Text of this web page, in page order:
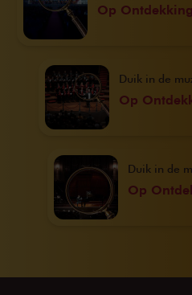
Op
Op
Duik in de
Op
Duik in de